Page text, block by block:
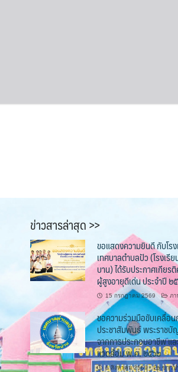
ข่าวสารล่าสุด >>
ขอแสดงความยินดี กับโร
เทศบาลตำบลปัว (โรงเรี
บาน) ได้รับประกาศเกียร
ผู้สูงอายุดีเด่น ประจำปี ๒
15 กรกฎาคม 2569 ภา
ขอความร่วมมือขับเคลื่อ
ประชาสัมพันธ์ พระราช
จากการประกอบอาชีพ แ
แวดล้อม พ.ศ. ๒๕๖๒
6 สิงหาคม 2569 ข่าวป